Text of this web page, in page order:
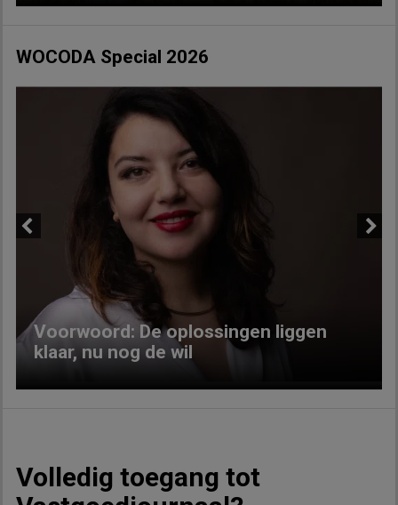
WOCODA Special 2026
Voorwoord: De oplossingen liggen
klaar, nu nog de wil
Volledig toegang tot